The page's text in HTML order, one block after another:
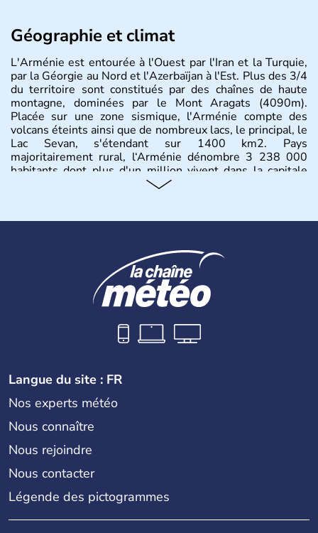
Géographie et climat
L'Arménie est entourée à l'Ouest par l'Iran et la Turquie,
par la Géorgie au Nord et l'Azerbaïjan à l'Est. Plus des 3/4
du territoire sont constitués par des chaînes de haute
montagne, dominées par le Mont Aragats (4090m).
Placée sur une zone sismique, l'Arménie compte des
volcans éteints ainsi que de nombreux lacs, le principal, le
Lac Sevan, s'étendant sur 1400 km2. Pays
majoritairement rural, l‘Arménie dénombre 3 238 000
habitants dont plus d'un million vivent dans la capitale
Langue du site : FR
Nos experts météo
Nous connaître
Nous rejoindre
Nous contacter
Légende des pictogrammes